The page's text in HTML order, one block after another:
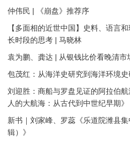
仲伟民 | 《崩盘》推荐序
【多面相的近世中国】史料、语言
长时段的思考 | 马晓林
袁为鹏、龚达 | 从银钱比价看晚清市
包茂红：从海洋史研究到海洋环境
刘迎胜：商船与罗盘见证的阿拉伯
人的大航海：从古代到中世纪早期》
新书｜刘家峰、罗蕊《乐道院潍县
辑）》